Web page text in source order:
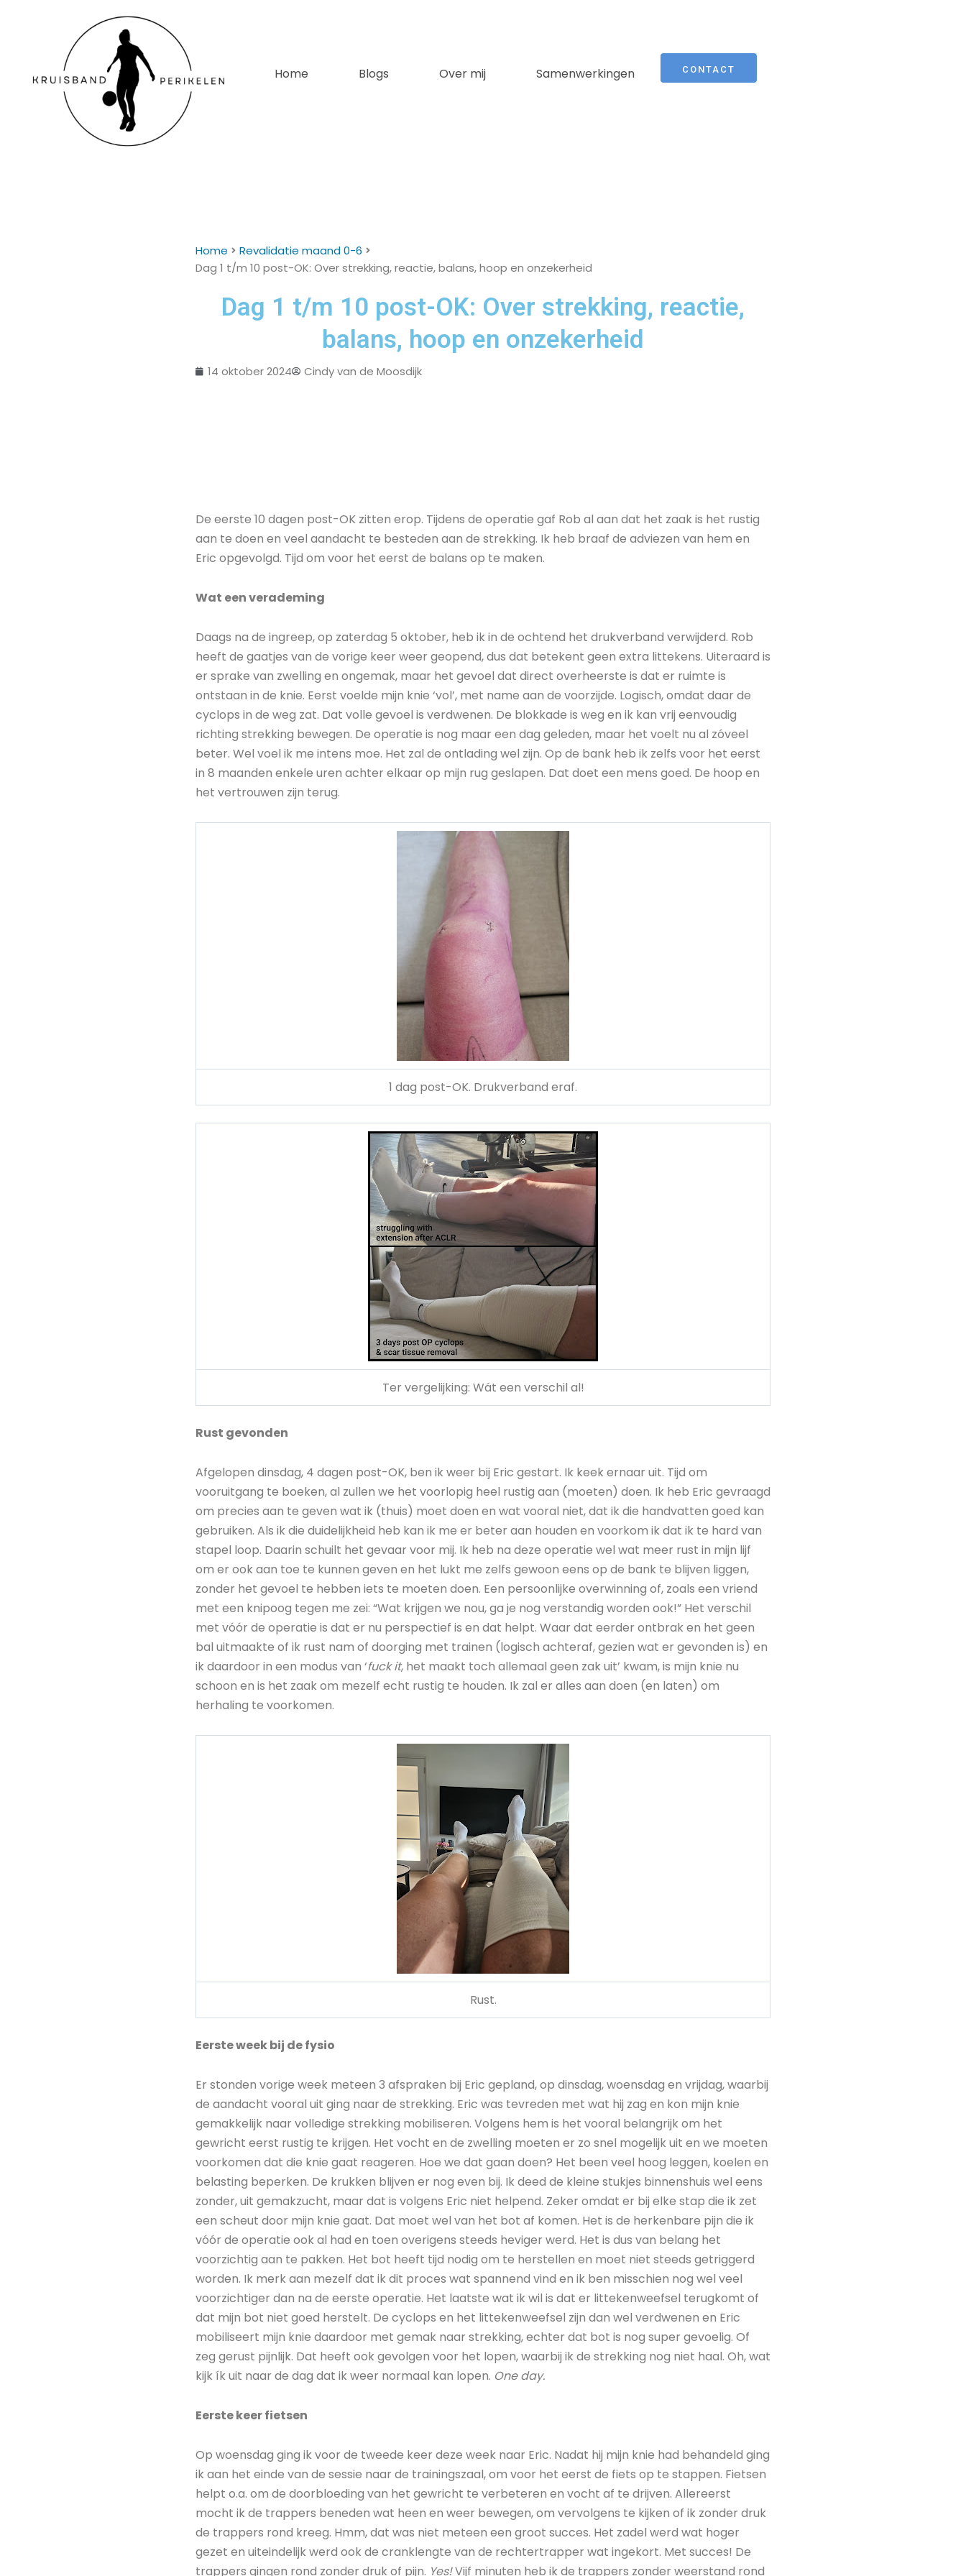
Home Blogs Over mij Samenwerkingen CONTACT
Home
Revalidatie maand 0-6
Dag 1 t/m 10 post-OK: Over strekking, reactie, balans, hoop en onzekerheid
Dag 1 t/m 10 post-OK: Over strekking, reactie,
balans, hoop en onzekerheid
14 oktober 2024 Cindy van de Moosdijk
De eerste 10 dagen post-OK zitten erop. Tijdens de operatie gaf Rob al aan dat het zaak is het rustig
aan te doen en veel aandacht te besteden aan de strekking. Ik heb braaf de adviezen van hem en
Eric opgevolgd. Tijd om voor het eerst de balans op te maken.
Wat een verademing
Daags na de ingreep, op zaterdag 5 oktober, heb ik in de ochtend het drukverband verwijderd. Rob
heeft de gaatjes van de vorige keer weer geopend, dus dat betekent geen extra littekens. Uiteraard is
er sprake van zwelling en ongemak, maar het gevoel dat direct overheerste is dat er ruimte is
ontstaan in de knie. Eerst voelde mijn knie ‘vol’, met name aan de voorzijde. Logisch, omdat daar de
cyclops in de weg zat. Dat volle gevoel is verdwenen. De blokkade is weg en ik kan vrij eenvoudig
richting strekking bewegen. De operatie is nog maar een dag geleden, maar het voelt nu al zóveel
beter. Wel voel ik me intens moe. Het zal de ontlading wel zijn. Op de bank heb ik zelfs voor het eerst
in 8 maanden enkele uren achter elkaar op mijn rug geslapen. Dat doet een mens goed. De hoop en
het vertrouwen zijn terug.
1 dag post-OK. Drukverband eraf.
Ter vergelijking: Wát een verschil al!
Rust gevonden
Afgelopen dinsdag, 4 dagen post-OK, ben ik weer bij Eric gestart. Ik keek ernaar uit. Tijd om
vooruitgang te boeken, al zullen we het voorlopig heel rustig aan (moeten) doen. Ik heb Eric gevraagd
om precies aan te geven wat ik (thuis) moet doen en wat vooral niet, dat ik die handvatten goed kan
gebruiken. Als ik die duidelijkheid heb kan ik me er beter aan houden en voorkom ik dat ik te hard van
stapel loop. Daarin schuilt het gevaar voor mij. Ik heb na deze operatie wel wat meer rust in mijn lijf
om er ook aan toe te kunnen geven en het lukt me zelfs gewoon eens op de bank te blijven liggen,
zonder het gevoel te hebben iets te moeten doen. Een persoonlijke overwinning of, zoals een vriend
met een knipoog tegen me zei: “Wat krijgen we nou, ga je nog verstandig worden ook!” Het verschil
met vóór de operatie is dat er nu perspectief is en dat helpt. Waar dat eerder ontbrak en het geen
bal uitmaakte of ik rust nam of doorging met trainen (logisch achteraf, gezien wat er gevonden is) en
ik daardoor in een modus van ‘fuck it, het maakt toch allemaal geen zak uit’ kwam, is mijn knie nu
schoon en is het zaak om mezelf echt rustig te houden. Ik zal er alles aan doen (en laten) om
herhaling te voorkomen.
Rust.
Eerste week bij de fysio
Er stonden vorige week meteen 3 afspraken bij Eric gepland, op dinsdag, woensdag en vrijdag, waarbij
de aandacht vooral uit ging naar de strekking. Eric was tevreden met wat hij zag en kon mijn knie
gemakkelijk naar volledige strekking mobiliseren. Volgens hem is het vooral belangrijk om het
gewricht eerst rustig te krijgen. Het vocht en de zwelling moeten er zo snel mogelijk uit en we moeten
voorkomen dat die knie gaat reageren. Hoe we dat gaan doen? Het been veel hoog leggen, koelen en
belasting beperken. De krukken blijven er nog even bij. Ik deed de kleine stukjes binnenshuis wel eens
zonder, uit gemakzucht, maar dat is volgens Eric niet helpend. Zeker omdat er bij elke stap die ik zet
een scheut door mijn knie gaat. Dat moet wel van het bot af komen. Het is de herkenbare pijn die ik
vóór de operatie ook al had en toen overigens steeds heviger werd. Het is dus van belang het
voorzichtig aan te pakken. Het bot heeft tijd nodig om te herstellen en moet niet steeds getriggerd
worden. Ik merk aan mezelf dat ik dit proces wat spannend vind en ik ben misschien nog wel veel
voorzichtiger dan na de eerste operatie. Het laatste wat ik wil is dat er littekenweefsel terugkomt of
dat mijn bot niet goed herstelt. De cyclops en het littekenweefsel zijn dan wel verdwenen en Eric
mobiliseert mijn knie daardoor met gemak naar strekking, echter dat bot is nog super gevoelig. Of
zeg gerust pijnlijk. Dat heeft ook gevolgen voor het lopen, waarbij ik de strekking nog niet haal. Oh, wat
kijk ík uit naar de dag dat ik weer normaal kan lopen. One day.
Eerste keer fietsen
Op woensdag ging ik voor de tweede keer deze week naar Eric. Nadat hij mijn knie had behandeld ging
ik aan het einde van de sessie naar de trainingszaal, om voor het eerst de fiets op te stappen. Fietsen
helpt o.a. om de doorbloeding van het gewricht te verbeteren en vocht af te drijven. Allereerst
mocht ik de trappers beneden wat heen en weer bewegen, om vervolgens te kijken of ik zonder druk
de trappers rond kreeg. Hmm, dat was niet meteen een groot succes. Het zadel werd wat hoger
gezet en uiteindelijk werd ook de cranklengte van de rechtertrapper wat ingekort. Met succes! De
trappers gingen rond zonder druk of pijn. Yes!Vijf minuten heb ik de trappers zonder weerstand rond